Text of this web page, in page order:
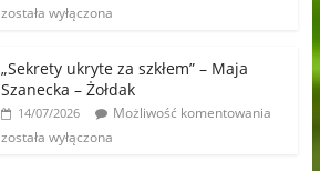
została wyłączona
„Sekrety ukryte za szkłem” – Maja
Szanecka – Żołdak
14/07/2026
Możliwość komentowania
została wyłączona